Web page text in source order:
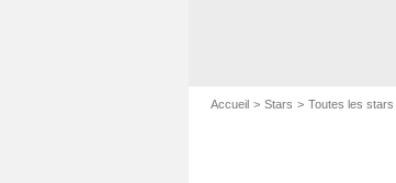
Accueil Stars Toutes les stars